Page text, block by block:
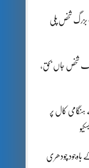
بزرگ شخص پلی
شخص جاں بحق،
ہنگامی کال پر
چودھری